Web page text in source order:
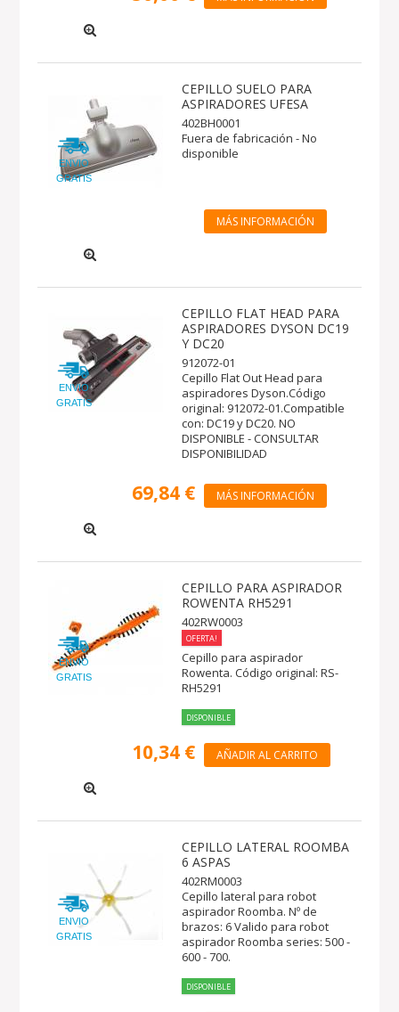
ENVIO
GRATIS
CEPILLO SUELO PARA
ASPIRADORES UFESA
402BH0001
Fuera de fabricación - No
disponible
MÁS INFORMACIÓN
ENVIO
GRATIS
CEPILLO FLAT HEAD PARA
ASPIRADORES DYSON DC19
Y DC20
912072-01
Cepillo Flat Out Head para
aspiradores Dyson.Código
original: 912072-01.Compatible
con: DC19 y DC20. NO
DISPONIBLE - CONSULTAR
DISPONIBILIDAD
69,84 € MÁS INFORMACIÓN
ENVIO
GRATIS
CEPILLO PARA ASPIRADOR
ROWENTA RH5291
402RW0003
OFERTA!
Cepillo para aspirador
Rowenta. Código original: RS-
RH5291
DISPONIBLE
10,34 € AÑADIR AL CARRITO
ENVIO
GRATIS
CEPILLO LATERAL ROOMBA
6 ASPAS
402RM0003
Cepillo lateral para robot
aspirador Roomba. Nº de
brazos: 6 Valido para robot
aspirador Roomba series: 500 -
600 - 700.
DISPONIBLE